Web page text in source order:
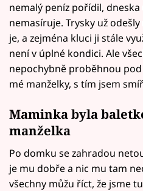
nemalý peníz pořídil,
nemasíruje. Trysky už
je, a zejména kluci ji stále
není v úplné kondici. Ale
nepochybně proběhnou
mé manželky, s tím jsem
Maminka byla
manželka
Po domku se zahradou
je mu dobře a nic mu tam
všechny můžu říct, že jsme